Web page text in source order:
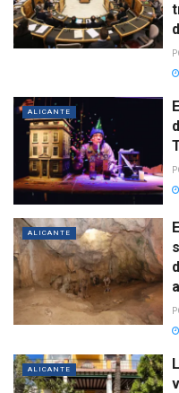
ALICANTE
ALICANTE
ALICANTE